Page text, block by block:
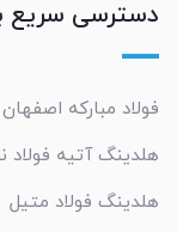
دسترسی سریع
فولاد مبارکه اصفهان
هلدینگ آتیه
هلدینگ فولاد متیل